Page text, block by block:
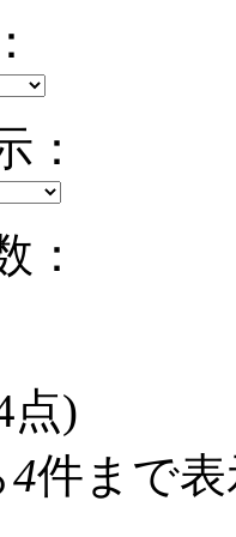
：
：
点)
4件まで表